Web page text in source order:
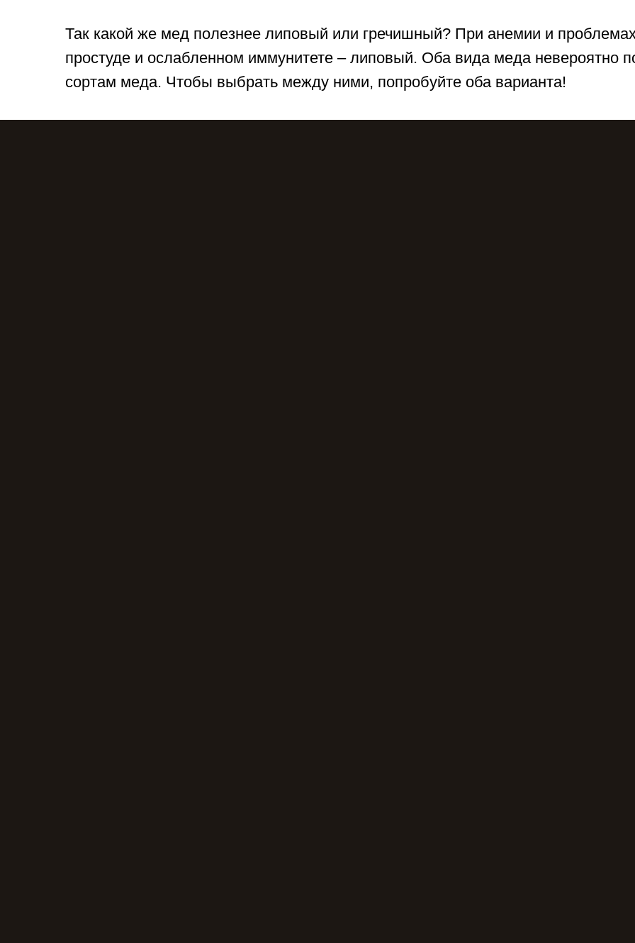
Так какой же мед полезнее липовый или гречишный? При анемии и
простуде и ослабленном иммунитете – липовый. Оба вида меда невероятно
сортам меда. Чтобы выбрать между ними, попробуйте оба варианта!